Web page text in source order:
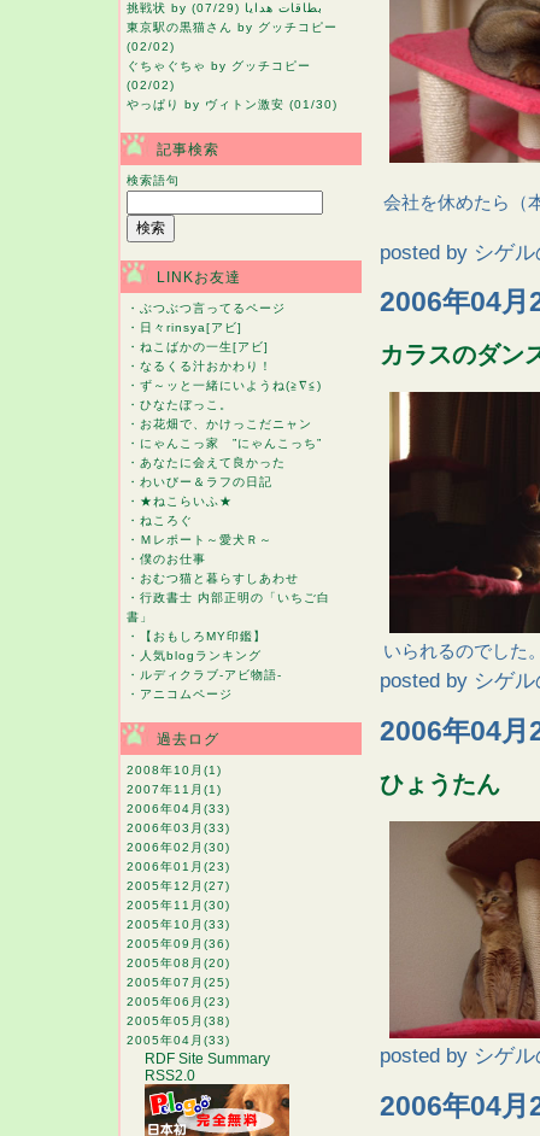
挑戦状
by بطاقات هدايا (07/29)
東京駅の黒猫さん by グッチコピー
(02/02)
ぐちゃぐちゃ by グッチコピー
(02/02)
やっぱり
by ヴィトン激安 (01/30)
記事検索
検索語句
LINKお友達
・
ぶつぶつ言ってるページ
・ 日々rinsya[アビ]
・ ねこばかの一生[アビ]
・ なるくる汁おかわり！
・ ず～ッと一緒にいようね(≧∇≦)
・ ひなたぼっこ。
・ お花畑で、かけっこだニャン
・ にゃんこっ家 ”にゃんこっち”
・ あなたに会えて良かった
・ わいびー＆ラフの日記
・ ★ねこらいふ★
・ ねころぐ
・ Ｍレポート～愛犬Ｒ～
・ 僕のお仕事
・ おむつ猫と暮らすしあわせ
・ 行政書士 内部正明の「いちご白
書」
・
【おもしろMY印鑑】
・
人気blogランキング
・ ルディクラブ-アビ物語-
・ アニコムページ
過去ログ
2008年10月 (1)
2007年11月 (1)
2006年04月 (33)
2006年03月 (33)
2006年02月 (30)
2006年01月 (23)
2005年12月 (27)
2005年11月 (30)
2005年10月 (33)
2005年09月 (36)
2005年08月 (20)
2005年07月 (25)
2005年06月 (23)
2005年05月 (38)
2005年04月 (33)
RDF Site Summary
RSS2.0
会社を休めたら（
posted by シゲ
2006年04月
カラスのダン
いられるのでした
posted by シゲ
2006年04月
ひょうたん
posted by シゲ
2006年04月